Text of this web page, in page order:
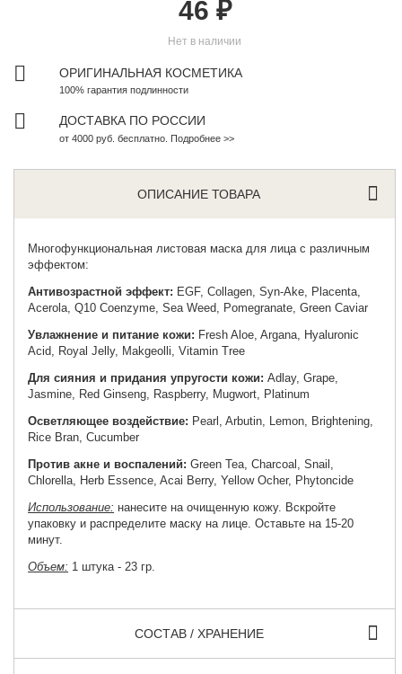
Нет в наличии
46 ₽
ОРИГИНАЛЬНАЯ КОСМЕТИКА
100% гарантия подлинности
ДОСТАВКА ПО РОССИИ
от 4000 руб. бесплатно. Подробнее >>
ОПИСАНИЕ ТОВАРА
Многофункциональная листовая маска для лица с различным
эффектом:
Антивозрастной эффект: EGF, Collagen, Syn-Ake, Placenta,
Acerola, Q10 Coenzyme, Sea Weed, Pomegranate, Green Caviar
Увлажнение и питание кожи: Fresh Aloe, Argana, Hyaluronic
Acid, Royal Jelly, Makgeolli, Vitamin Tree
Для сияния и придания упругости кожи: Adlay, Grape,
Jasmine, Red Ginseng, Raspberry, Mugwort, Platinum
Осветляющее воздействие: Pearl, Arbutin, Lemon, Brightening,
Rice Bran, Cucumber
Против акне и воспалений: Green Tea, Charcoal, Snail,
Chlorella, Herb Essence, Acai Berry, Yellow Ocher, Phytoncide
Использование: нанесите на очищенную кожу. Вскройте
упаковку и распределите маску на лице. Оставьте на 15-20
минут.
Объем: 1 штука - 23 гр.
СОСТАВ / ХРАНЕНИЕ